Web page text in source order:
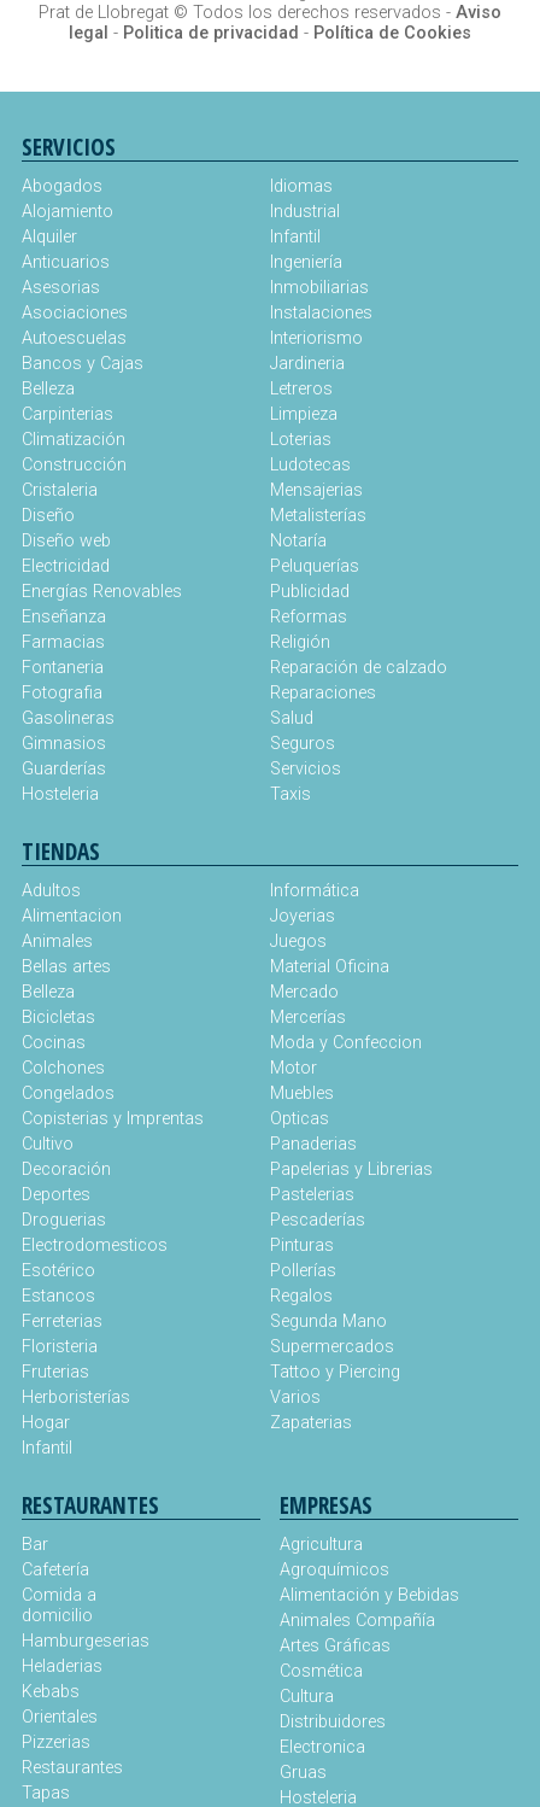
Prat de Llobregat © Todos los derechos reservados - Aviso
legal - Politica de privacidad - Política de Cookies
SERVICIOS
Abogados
Alojamiento
Alquiler
Anticuarios
Asesorias
Asociaciones
Autoescuelas
Bancos y Cajas
Belleza
Carpinterias
Climatización
Construcción
Cristaleria
Diseño
Diseño web
Electricidad
Energías Renovables
Enseñanza
Farmacias
Fontaneria
Fotografia
Gasolineras
Gimnasios
Guarderías
Hosteleria
Idiomas
Industrial
Infantil
Ingeniería
Inmobiliarias
Instalaciones
Interiorismo
Jardineria
Letreros
Limpieza
Loterias
Ludotecas
Mensajerias
Metalisterías
Notaría
Peluquerías
Publicidad
Reformas
Religión
Reparación de calzado
Reparaciones
Salud
Seguros
Servicios
Taxis
TIENDAS
Adultos
Alimentacion
Animales
Bellas artes
Belleza
Bicicletas
Cocinas
Colchones
Congelados
Copisterias y Imprentas
Cultivo
Decoración
Deportes
Droguerias
Electrodomesticos
Esotérico
Estancos
Ferreterias
Floristeria
Fruterias
Herboristerías
Hogar
Infantil
Informática
Joyerias
Juegos
Material Oficina
Mercado
Mercerías
Moda y Confeccion
Motor
Muebles
Opticas
Panaderias
Papelerias y Librerias
Pastelerias
Pescaderías
Pinturas
Pollerías
Regalos
Segunda Mano
Supermercados
Tattoo y Piercing
Varios
Zapaterias
RESTAURANTES
Bar
Cafetería
Comida a
domicilio
Hamburgeserias
Heladerias
Kebabs
Orientales
Pizzerias
Restaurantes
Tapas
EMPRESAS
Agricultura
Agroquímicos
Alimentación y Bebidas
Animales Compañía
Artes Gráficas
Cosmética
Cultura
Distribuidores
Electronica
Gruas
Hosteleria